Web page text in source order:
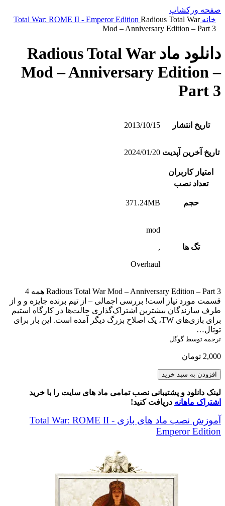
صفحه ورکشاپ
خانه
Total War: ROME II - Emperor Edition Radious Total War
Mod – Anniversary Edition – Part 3
دانلود ماد Radious Total War
Mod – Anniversary Edition –
Part 3
تاریخ انتشار 2013/10/15
تاریخ آخرین آپدیت 2024/01/20
امتیاز کاربران
تعداد نصب
حجم 371.24MB
تگ ها
mod
,
Overhaul
Radious Total War Mod – Anniversary Edition – Part 3 همه 4
قسمت مورد نیاز است! بررسی اجمالی – از تیم برنده جایزه و و از
طرف سازندگان بیشترین اشتراک‌گذاری حالت‌ها در کارگاه استیم
برای بازی‌های TW، یک اصلاح بزرگ دیگر آمده است. این بار برای
توتال…
ترجمه توسط گوگل
2,000 تومان
Radious
Total
War
Mod
Anniversary
Edition
-
افزودن به سبد خرید
لینک دانلود و پشتیبانی نصب تمامی ماد های سایت را با خرید
اشتراک ماهانه دریافت کنید!
آموزش نصب ماد های بازی Total War: ROME II -
Emperor Edition